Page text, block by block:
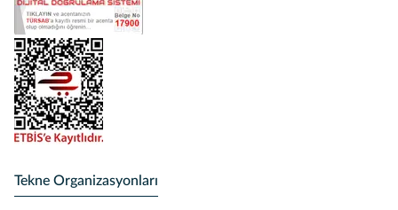
Tekne Organizasyonları